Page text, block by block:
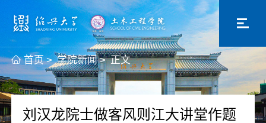
首页 > 学院新闻 > 正文
刘汉龙院士做客风则江大讲堂作题